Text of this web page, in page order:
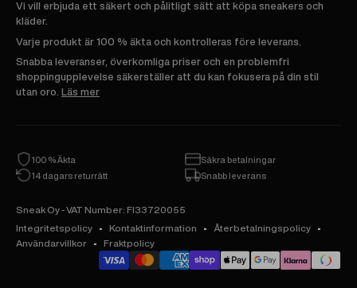
Vi vill erbjuda ett säkert och pålitligt sätt att köpa sneakers och
kläder.
Varje produkt är 100 % äkta och kontrolleras före leverans.
Snabba leveranser, överkomliga priser och en problemfri
shoppingupplevelse säkerställer att du kan fokusera på din stil
utan oro.
Läs mer
100 % Äkta
Säkra betalningar
14 dagars returrätt
Snabb leverans
Sneak Oy - VAT Number: FI33720055
Integritetspolicy
Kontaktinformation
Återbetalningspolicy
Användarvillkor
Fraktpolicy